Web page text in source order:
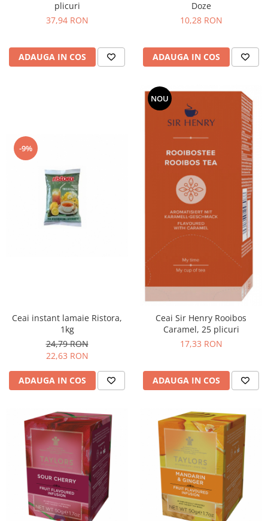
plicuri
37,94 RON
ADAUGA IN COS
Doze
10,28 RON
ADAUGA IN COS
-9%
Ceai instant lamaie Ristora,
1kg
24,79 RON
22,63 RON
ADAUGA IN COS
NOU
Ceai Sir Henry Rooibos
Caramel, 25 plicuri
17,33 RON
ADAUGA IN COS